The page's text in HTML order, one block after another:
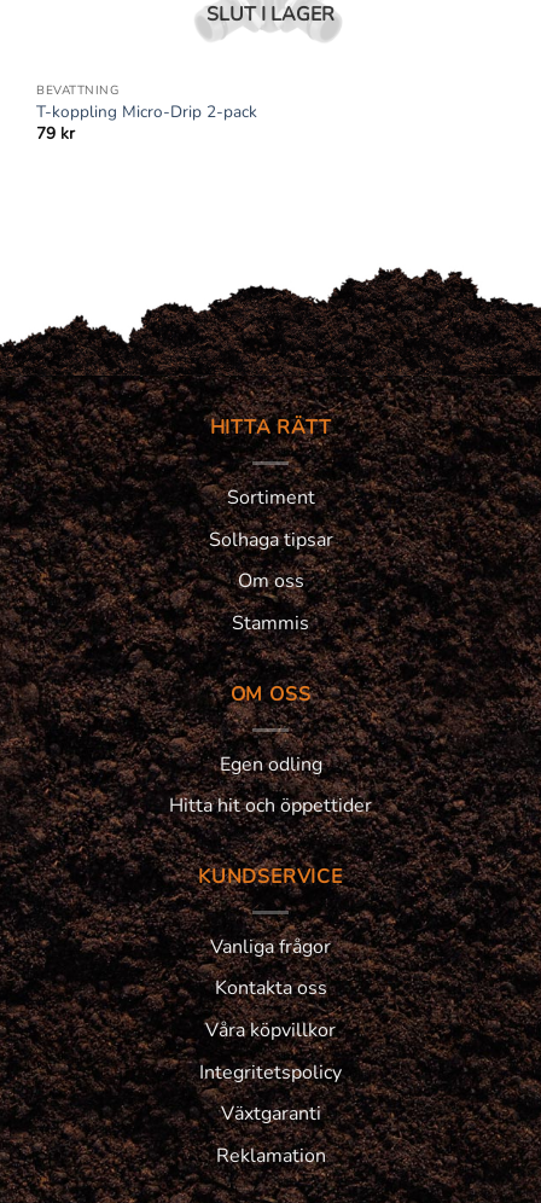
SLUT I LAGER
BEVATTNING
T-koppling Micro-Drip 2-pack
79 kr
HITTA RÄTT
Sortiment
Solhaga tipsar
Om oss
Stammis
OM OSS
Egen odling
Hitta hit och öppettider
KUNDSERVICE
Vanliga frågor
Kontakta oss
Våra köpvillkor
Integritetspolicy
Växtgaranti
Reklamation